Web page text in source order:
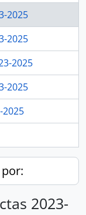
2025
2025
2025
2025
2025
2023-